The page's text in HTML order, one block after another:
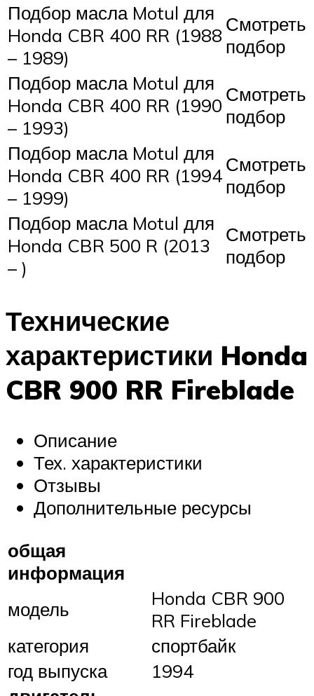
Подбор масла Motul для
Honda CBR 400 RR (1988
– 1989)
Смотреть
подбор
Подбор масла Motul для
Honda CBR 400 RR (1990
– 1993)
Смотреть
подбор
Подбор масла Motul для
Honda CBR 400 RR (1994
– 1999)
Смотреть
подбор
Подбор масла Motul для
Honda CBR 500 R (2013
– )
Смотреть
подбор
Технические
характеристики Honda
CBR 900 RR Fireblade
Описание
Тех. характеристики
Отзывы
Дополнительные ресурсы
общая
информация
модель
Honda CBR 900
RR Fireblade
категория
спортбайк
год выпуска
1994